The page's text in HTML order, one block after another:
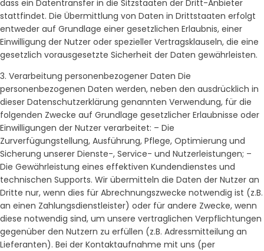
dass ein Datentransfer in die Sitzstaaten der Dritt-Anbieter
stattfindet. Die Übermittlung von Daten in Drittstaaten erfolgt
entweder auf Grundlage einer gesetzlichen Erlaubnis, einer
Einwilligung der Nutzer oder spezieller Vertragsklauseln, die eine
gesetzlich vorausgesetzte Sicherheit der Daten gewährleisten.
3. Verarbeitung personenbezogener Daten Die
personenbezogenen Daten werden, neben den ausdrücklich in
dieser Datenschutzerklärung genannten Verwendung, für die
folgenden Zwecke auf Grundlage gesetzlicher Erlaubnisse oder
Einwilligungen der Nutzer verarbeitet: – Die
Zurverfügungstellung, Ausführung, Pflege, Optimierung und
Sicherung unserer Dienste-, Service- und Nutzerleistungen; –
Die Gewährleistung eines effektiven Kundendienstes und
technischen Supports. Wir übermitteln die Daten der Nutzer an
Dritte nur, wenn dies für Abrechnungszwecke notwendig ist (z.B.
an einen Zahlungsdienstleister) oder für andere Zwecke, wenn
diese notwendig sind, um unsere vertraglichen Verpflichtungen
gegenüber den Nutzern zu erfüllen (z.B. Adressmitteilung an
Lieferanten). Bei der Kontaktaufnahme mit uns (per